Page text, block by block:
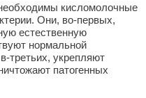
кисломолочные
Они, во-первых,
естественную
нормальной
третьих, укрепляют
патогенных